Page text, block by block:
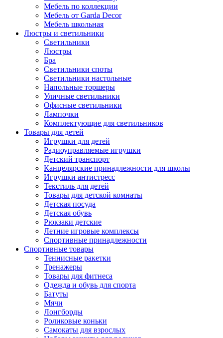
Мебель по коллекции
Мебель от Garda Decor
Мебель школьная
Люстры и светильники
Светильники
Люстры
Бра
Светильники споты
Светильники настольные
Напольные торшеры
Уличные светильники
Офисные светильники
Лампочки
Комплектующие для светильников
Товары для детей
Игрушки для детей
Радиоуправляемые игрушки
Детский транспорт
Канцелярские принадлежности для школы
Игрушки антистресс
Текстиль для детей
Товары для детской комнаты
Детская посуда
Детская обувь
Рюкзаки детские
Летние игровые комплексы
Спортивные принадлежности
Спортивные товары
Теннисные ракетки
Тренажеры
Товары для фитнеса
Одежда и обувь для спорта
Батуты
Мячи
Лонгборды
Роликовые коньки
Самокаты для взрослых